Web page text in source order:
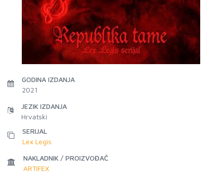
GODINA IZDANJA
2021
JEZIK IZDANJA
Hrvatski
SERIJAL
Lex Legis
NAKLADNIK / PROIZVOĐAČ
ARTIFEX